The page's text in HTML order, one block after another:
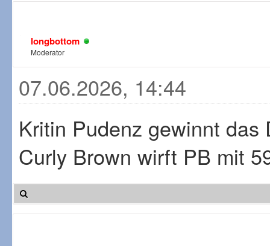
longbottom
Moderator
07.06.2026, 14:44
Kritin Pudenz gewinnt
Curly Brown wirft PB mit